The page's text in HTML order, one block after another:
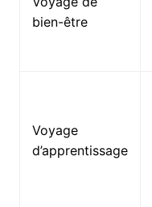
bien-être
Voyage
d’apprentissage